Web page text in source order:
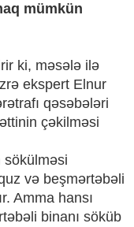
mümkün
ki, məsələ ilə
ekspert Elnur
qəsəbələri
çəkilməsi
sökülməsi
və beşmərtəbəli
Amma hansı
binanı söküb